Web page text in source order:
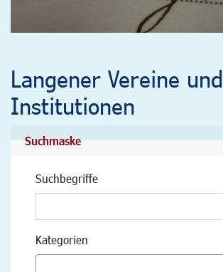
Langener Vereine und
Institutionen
Suchmaske
Suchbegriffe
Kategorien